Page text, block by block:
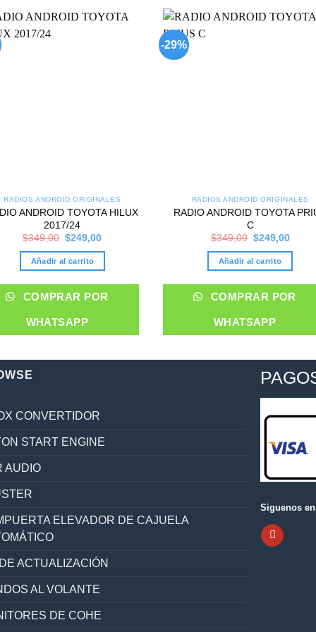
RADIOS ANDROID ORIGINALES
ANDROID TOYOTA HILUX
2017/24
$349,00 Original
was:
$349,00.
$249,00Current
is:
Añadir al carrito
COMPRAR POR
WHATSAPP
-29%
RADIOS ANDROID ORIGINALES
RADIO ANDROID TOYOTA
C
$349,00 Original
was:
$349,00.
$249,00
is:
Añadir al carrito
COMPRAR POR
WHATSAPP
CONVERTIDOR
START ENGINE
AUDIO
ELEVADOR DE CAJUELA
ACTUALIZACIÓN
AL VOLANTE
DE COHE
Siguenos